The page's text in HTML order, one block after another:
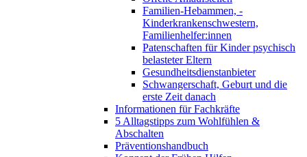
Familien-Hebammen, -
Kinderkrankenschwestern,
Familienhelfer:innen
Patenschaften für Kinder psychisch
belasteter Eltern
Gesundheitsdienstanbieter
Schwangerschaft, Geburt und die
erste Zeit danach
Informationen für Fachkräfte
5 Alltagstipps zum Wohlfühlen &
Abschalten
Präventionshandbuch